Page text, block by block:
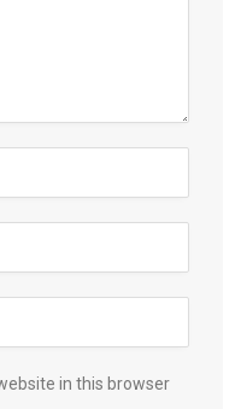
in this browser